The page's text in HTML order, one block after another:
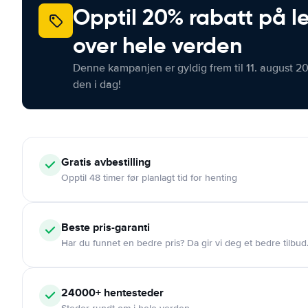
Opptil 20% rabatt på
over hele verden
Denne kampanjen er gyldig frem til 11. august
den i dag!
Gratis avbestilling
Opptil 48 timer før planlagt tid for henting
Beste pris-garanti
Har du funnet en bedre pris? Da gir vi deg et bedre tilbud.
24000+ hentesteder